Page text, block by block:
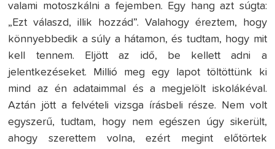
valami motoszkálni a fejemben. Egy hang azt súgta:
„Ezt válaszd, illik hozzád”. Valahogy éreztem, hogy
könnyebbedik a súly a hátamon, és tudtam, hogy mit
kell tennem. Eljött az idő, be kellett adni a
jelentkezéseket. Millió meg egy lapot töltöttünk ki
mind az én adataimmal és a megjelölt iskolákéval.
Aztán jött a felvételi vizsga írásbeli része. Nem volt
egyszerű, tudtam, hogy nem egészen úgy sikerült,
ahogy szerettem volna, ezért megint előtörtek